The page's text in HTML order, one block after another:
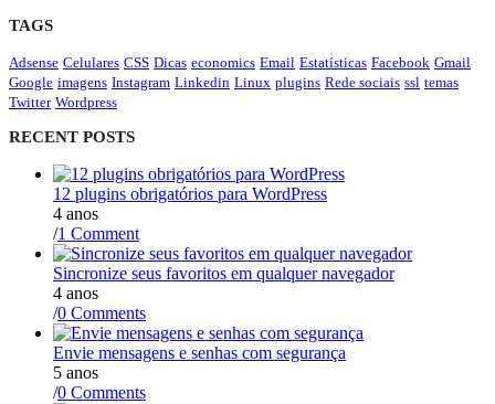
TAGS
Adsense Celulares CSS Dicas economics Email Estatísticas Facebook Gmail
Google imagens Instagram Linkedin Linux plugins Rede sociais ssl temas
Twitter Wordpress
RECENT POSTS
12 plugins obrigatórios para WordPress
4 anos
/1 Comment
Sincronize seus favoritos em qualquer navegador
4 anos
/0 Comments
Envie mensagens e senhas com segurança
5 anos
/0 Comments